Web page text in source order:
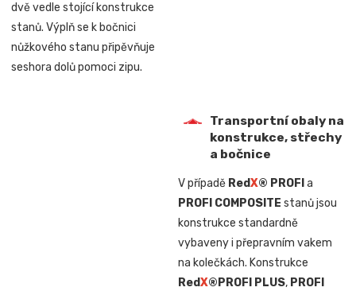
dvě vedle stojící konstrukce
stanů. Výplň se k bočnici
nůžkového stanu připěvňuje
seshora dolů pomoci zipu.
Transportní obaly na
konstrukce, střechy
a bočnice
V případě RedX® PROFI a
PROFI COMPOSITE stanů jsou
konstrukce standardně
vybaveny i přepravním vakem
na kolečkách. Konstrukce
RedX® PROFI PLUS, PROFI